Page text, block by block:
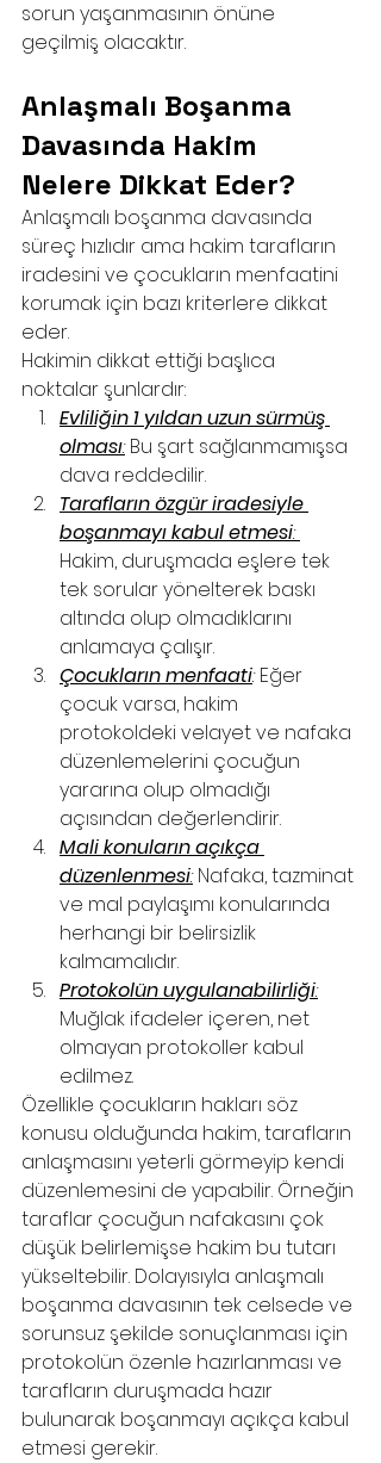
sorun yaşanmasının önüne
geçilmiş olacaktır.
Anlaşmalı Boşanma
Davasında Hakim
Nelere Dikkat Eder?
Anlaşmalı boşanma davasında
süreç hızlıdır ama hakim tarafların
iradesini ve çocukların menfaatini
korumak için bazı kriterlere dikkat
eder.
Hakimin dikkat ettiği başlıca
noktalar şunlardır:
Evliliğin 1 yıldan uzun sürmüş
olması: Bu şart sağlanmamışsa
dava reddedilir.
Tarafların özgür iradesiyle
boşanmayı kabul etmesi:
Hakim, duruşmada eşlere tek
tek sorular yönelterek baskı
altında olup olmadıklarını
anlamaya çalışır.
Çocukların menfaati: Eğer
çocuk varsa, hakim
protokoldeki velayet ve nafaka
düzenlemelerini çocuğun
yararına olup olmadığı
açısından değerlendirir.
Mali konuların açıkça
düzenlenmesi: Nafaka, tazminat
ve mal paylaşımı konularında
herhangi bir belirsizlik
kalmamalıdır.
Protokolün uygulanabilirliği:
Muğlak ifadeler içeren, net
olmayan protokoller kabul
edilmez.
Özellikle çocukların hakları söz
konusu olduğunda hakim, tarafların
anlaşmasını yeterli görmeyip kendi
düzenlemesini de yapabilir. Örneğin
taraflar çocuğun nafakasını çok
düşük belirlemişse hakim bu tutarı
yükseltebilir. Dolayısıyla anlaşmalı
boşanma davasının tek celsede ve
sorunsuz şekilde sonuçlanması için
protokolün özenle hazırlanması ve
tarafların duruşmada hazır
bulunarak boşanmayı açıkça kabul
etmesi gerekir.